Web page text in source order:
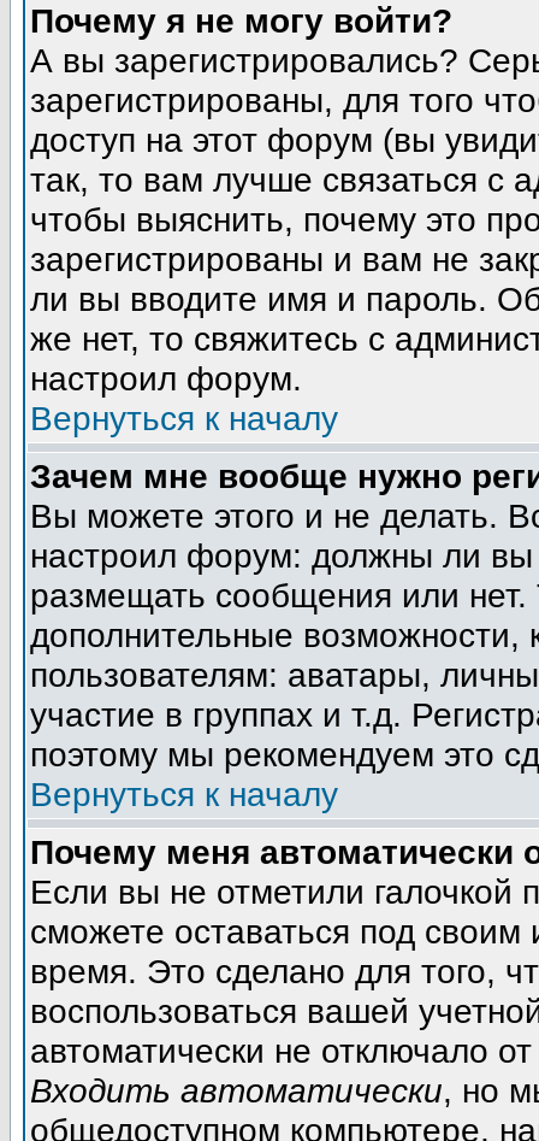
Почему я не могу войти?
А вы зарегистрировались?
зарегистрированы, для того
доступ на этот форум (вы
так, то вам лучше связаться с
чтобы выяснить, почему это
зарегистрированы и вам не
ли вы вводите имя и пароль.
же нет, то свяжитесь с
настроил форум.
Вернуться к началу
Зачем мне вообще нужно
Вы можете этого и не делать.
настроил форум: должны ли вы
размещать сообщения или
дополнительные
пользователям: аватары,
участие в группах и т.д.
поэтому мы рекомендуем это
Вернуться к началу
Почему меня автоматически
Если вы не отметили галочкой
сможете оставаться под
время. Это сделано для того,
воспользоваться вашей
автоматически не отключало
Входить автоматически, но
общедоступном компьютере,